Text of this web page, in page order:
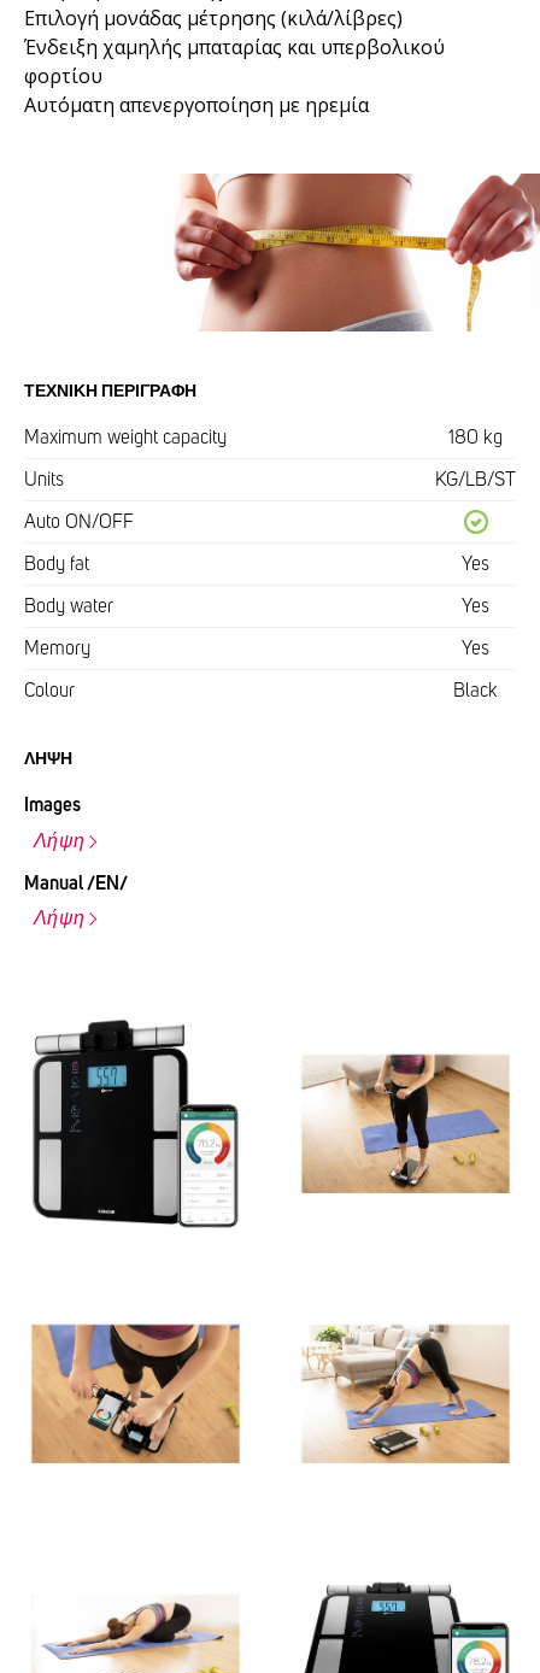
Επιλογή μονάδας μέτρησης (κιλά/λίβρες)
Ένδειξη χαμηλής μπαταρίας και υπερβολικού
φορτίου
Αυτόματη απενεργοποίηση με ηρεμία
ΤΕΧΝΙΚΉ ΠΕΡΙΓΡΑΦΉ
Maximum weight capacity 180 kg
Units KG/LB/ST
Auto ON/OFF
Body fat Yes
Body water Yes
Memory Yes
Colour Black
ΛΉΨΗ
Images
Λήψη
Manual /EN/
Λήψη